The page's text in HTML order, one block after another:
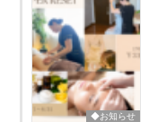
◆お知らせ